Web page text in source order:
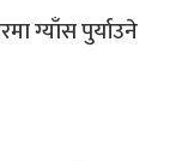
ग्याँस पुर्याउने